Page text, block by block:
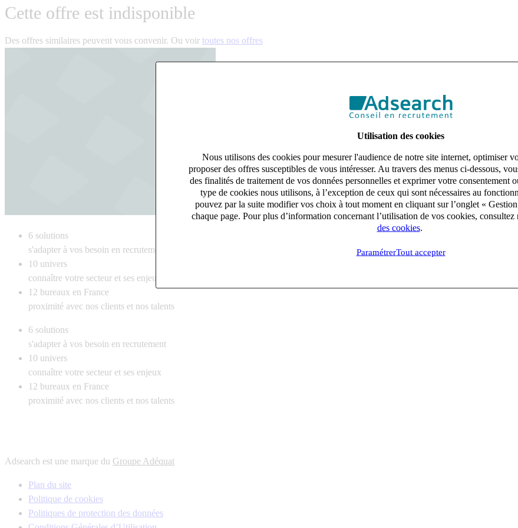
Utilisation des cookies
Nous utilisons des cookies pour mesurer l'audience de notre site internet, optimiser
proposer des offres susceptibles de vous intéresser. Au travers des menus ci-dessous,
des finalités de traitement de vos données personnelles et exprimer votre consentement
type de cookies nous utilisons, à l’exception de ceux qui sont nécessaires au
pouvez par la suite modifier vos choix à tout moment en cliquant sur l’onglet «
chaque page. Pour plus d’information concernant l’utilisation de vos cookies, consultez
des cookies.
ParamétrerTout accepter
Cette offre est indisponible
Des offres similaires peuvent vous convenir. Ou voir toutes nos offres
6 solutions
s'adapter à vos besoin en recrutement
10 univers
connaître votre secteur et ses enjeux
12 bureaux en France
proximité avec nos clients et nos talents
6 solutions
s'adapter à vos besoin en recrutement
10 univers
connaître votre secteur et ses enjeux
12 bureaux en France
proximité avec nos clients et nos talents
Adsearch est une marque du Groupe Adéquat
Plan du site
Politique de cookies
Politiques de protection des données